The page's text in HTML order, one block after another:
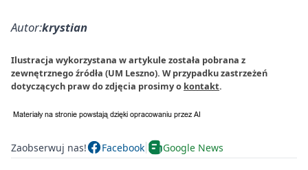
Autor:krystian
Ilustracja wykorzystana w artykule została pobrana z
zewnętrznego źródła (UM Leszno). W przypadku zastrzeżeń
dotyczących praw do zdjęcia prosimy o kontakt.
Zaobserwuj nas! Facebook Google News